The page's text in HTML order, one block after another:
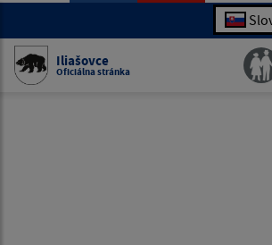
Iliašovce
Oficiálna stránka